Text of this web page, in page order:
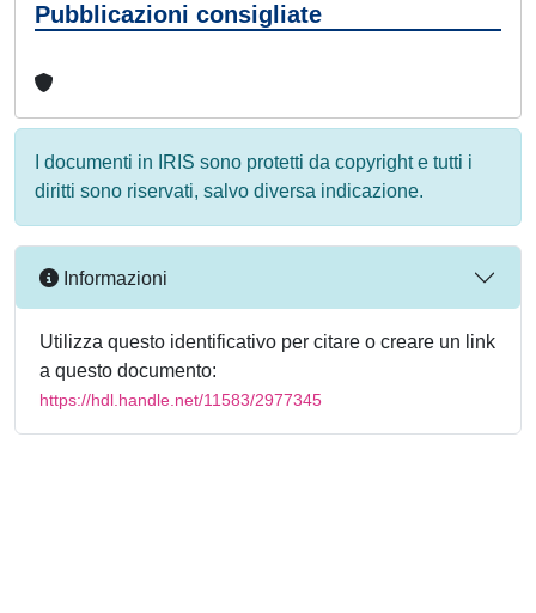
Pubblicazioni consigliate
I documenti in IRIS sono protetti da copyright e tutti i
diritti sono riservati, salvo diversa indicazione.
Informazioni
Utilizza questo identificativo per citare o creare un link
a questo documento:
https://hdl.handle.net/11583/2977345